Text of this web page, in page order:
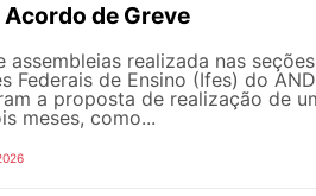
de Greve
assembleias realizada nas
Federais de Ensino (Ifes) do
a proposta de realização de
meses, como...